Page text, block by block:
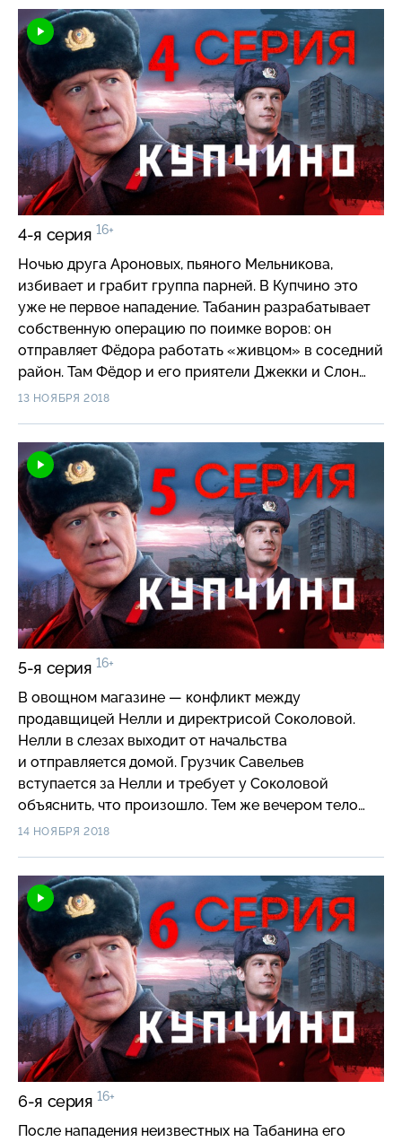
Фёдора. Юноша попадает к майору КГБ Круглову,
который ставит его перед выбором —
сотрудничать с комитетом или сесть за валютные
операции, совершенные в Москве.
4-я серия 16+
Ночью друга Ароновых, пьяного Мельникова,
избивает и грабит группа парней. В Купчино это
уже не первое нападение. Табанин разрабатывает
собственную операцию по поимке воров: он
отправляет Фёдора работать «живцом» в соседний
район. Там Фёдор и его приятели Джекки и Слон
устраивают квартирник. Их слушает гитарист
13 НОЯБРЯ 2018
5-я серия 16+
В овощном магазине — конфликт между
продавщицей Нелли и директрисой Соколовой.
Нелли в слезах выходит от начальства
и отправляется домой. Грузчик Савельев
вступается за Нелли и требует у Соколовой
объяснить, что произошло. Тем же вечером тело
грузчика находят возле гаражей. Романов
работать с этим делом ему не дадут.
14 НОЯБРЯ 2018
6-я серия 16+
После нападения неизвестных на Табанина его